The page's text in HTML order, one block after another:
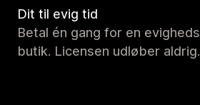
Dit til evig tid
Betal én gang for en
butik. Licensen udløber aldrig.